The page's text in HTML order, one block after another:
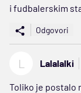
i fudbalerskim
Odgovori
L Lalalalki
Toliko je postalo